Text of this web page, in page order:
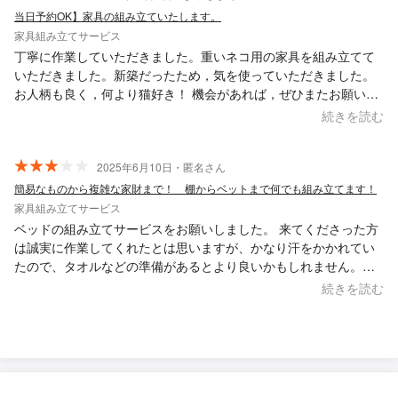
当日予約OK】家具の組み立ていたします。
家具組み立てサービス
丁寧に作業していただきました。重いネコ用の家具を組み立てて
いただきました。新築だったため，気を使っていただきました。
お人柄も良く，何より猫好き！ 機会があれば，ぜひまたお願いし
続きを読む
2025年6月10日・匿名さん
簡易なものから複雑な家財まで！ 棚からベットまで何でも組み立てます！
家具組み立てサービス
ベッドの組み立てサービスをお願いしました。 来てくださった方
は誠実に作業してくれたとは思いますが、かなり汗をかかれてい
たので、タオルなどの準備があるとより良いかもしれません。ま
た、暗い場所でもあったのですが、ルームフレグランスを荷物で
続きを読む